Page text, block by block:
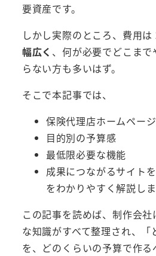
要資産です。
しかし実際のところ、費用は
幅広く 、何が必要でどこま
らない方も多いはず。
そこで本記事では、
保険代理店ホームペー
目的別の予算感
最低限必要な機能
成果につながるサイト
をわかりやすく解説しま
この記事を読めば、制作会
な知識がすべて整理され、「
を、どのくらいの予算で作